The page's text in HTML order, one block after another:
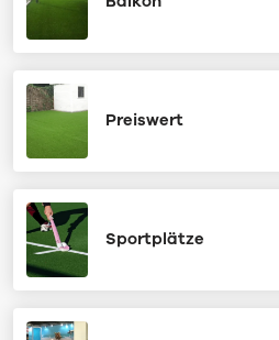
Preiswert
Sportplätze